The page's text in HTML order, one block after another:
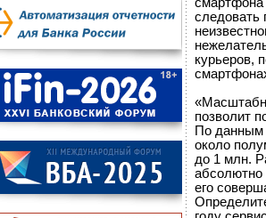
следовать
курьеров,
позволит
По данным
около
до 1 млн.
абсолютно
его